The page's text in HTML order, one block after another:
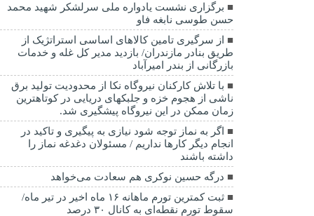
برگزاری نشست یادواره ملی سرلشکر شهید محمد
حسن طوسی نابغه فاو
از سرگیری تامین کالاهای اساسی استراتژیک از
طریق بنادر مازندران/ بازدید مدیر کل غله و خدمات
بازرگانی از بندر امیرآباد
با تلاش کارکنان نیروگاه نکا از محدودیت تولید برق
ناشی از هجوم خزه و جلبکهای دریایی در کوتاهترین
زمان ممکن در این نیروگاه پیشگیری شد.
اگر به نماز توجه شود نیازی به پیگیری و تاکید در
انجام دیگر کارها نداریم / مسئولان دغدغه نماز را
داشته باشند
درگه حسین نوکری هم سعادت می‌خواهد
ثبت کمترین تورم ماهانه ۱۶ ماه اخیر در تیر ماه/
سقوط تورم نقطه‌ای به کانال ۳۰ درصد